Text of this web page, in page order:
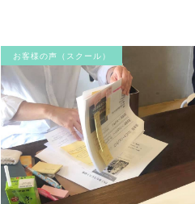
お客様の声（スクール）